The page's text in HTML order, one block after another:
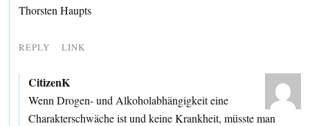
Thorsten Haupts
REPLY LINK
CitizenK
Wenn Drogen- und Alkoholabhängigkeit eine
Charakterschwäche ist und keine Krankheit, müsste man